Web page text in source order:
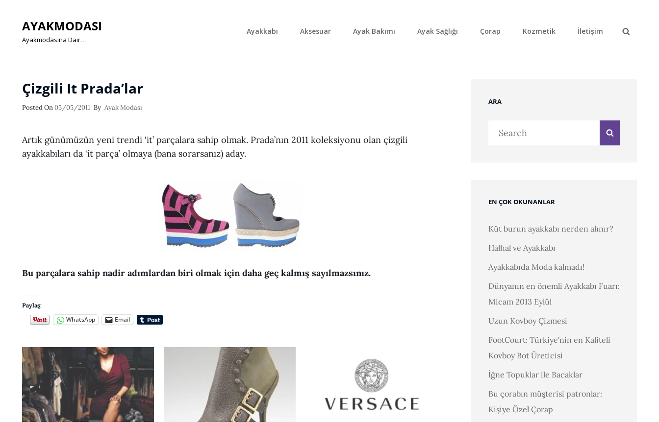
AYAKMODASI
Ayakmodasına Dair…
Ayakkabı Aksesuar Ayak Bakımı Ayak Sağlığı Çorap Kozmetik
İletişim
Çizgili It Prada’lar
Posted OnPosted
05/05/2011 By Ayak Modası
Artık günümüzün yeni trendi ‘it’ parçalara sahip olmak. Prada’nın 2011 koleksiyonu olan çizgili
ayakkabıları da ‘it parça’ olmaya (bana sorarsanız) aday.
Bu parçalara sahip nadir adımlardan biri olmak için daha geç kalmış sayılmazsınız.
Paylaş:
WhatsApp Email
ARA
EN ÇOK OKUNANLAR
Küt burun ayakkabı nerden alınır?
Halhal ve Ayakkabı
Ayakkabıda Moda kalmadı!
Dünyanın en önemli Ayakkabı Fuarı:
Micam 2013 Eylül
Uzun Kovboy Çizmesi
FootCourt: Türkiye'nin en Kaliteli
Kovboy Bot Üreticisi
İğne Topuklar ile Bacaklar
Bu çorabın müşterisi patronlar:
Kişiye Özel Çorap